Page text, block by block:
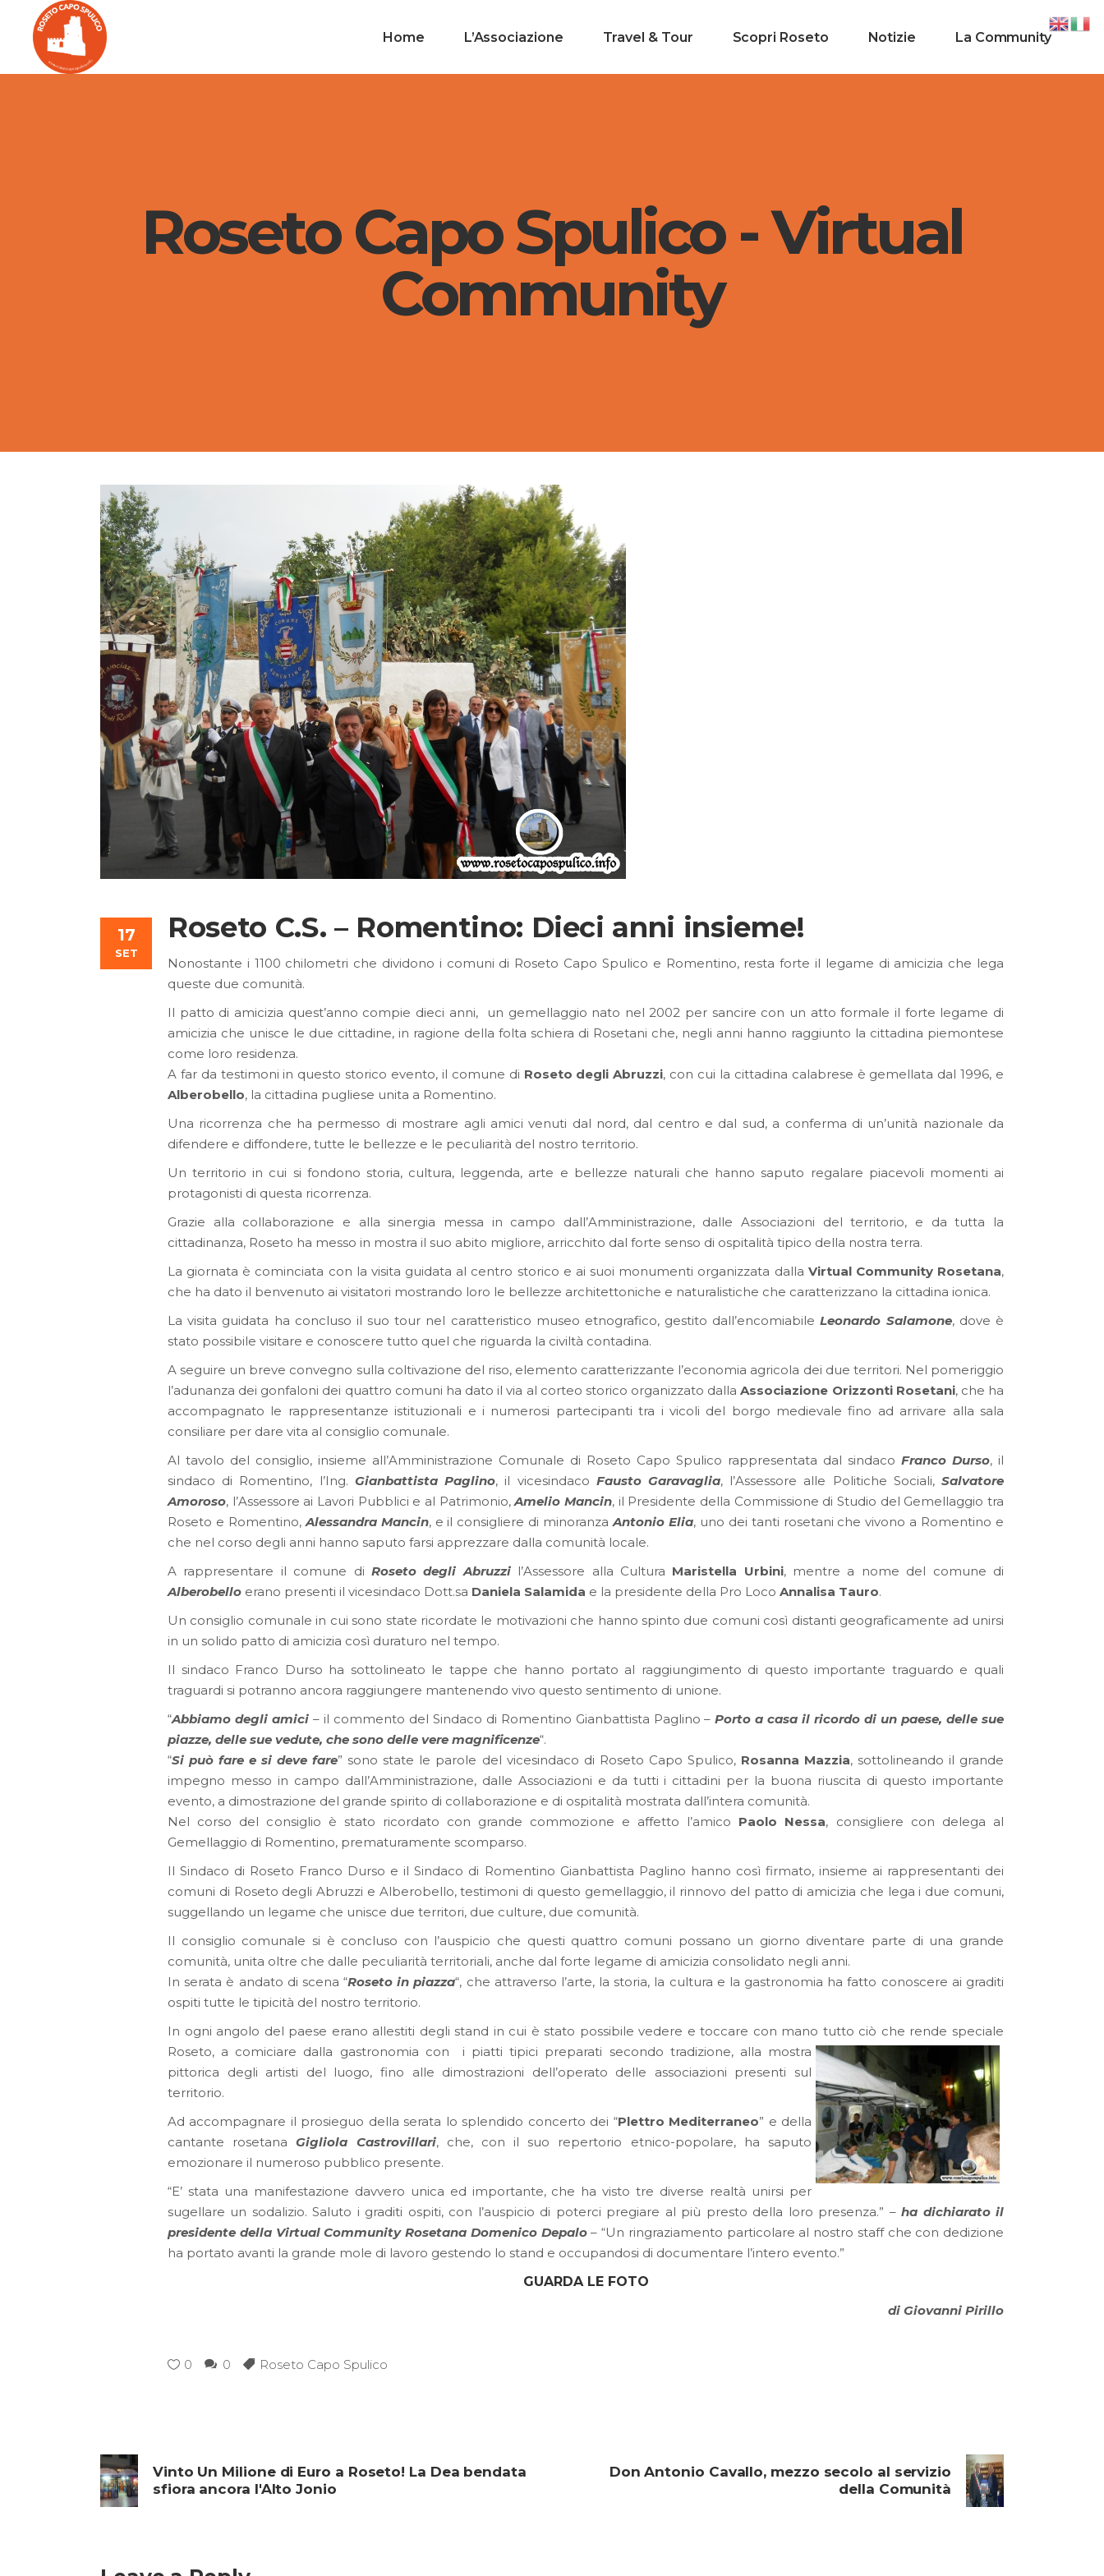
Home L’Associazione Travel & Tour Scopri Roseto Notizie La Community
Roseto Capo Spulico - Virtual
Community
17
SET
Roseto C.S. – Romentino: Dieci anni insieme!
Nonostante i 1100 chilometri che dividono i comuni di Roseto Capo Spulico e Romentino, resta forte il legame di amicizia che lega
queste due comunità.
Il patto di amicizia quest’anno compie dieci anni, un gemellaggio nato nel 2002 per sancire con un atto formale il forte legame di
amicizia che unisce le due cittadine, in ragione della folta schiera di Rosetani che, negli anni hanno raggiunto la cittadina piemontese
come loro residenza.
A far da testimoni in questo storico evento, il comune di Roseto degli Abruzzi, con cui la cittadina calabrese è gemellata dal 1996, e
Alberobello, la cittadina pugliese unita a Romentino.
Una ricorrenza che ha permesso di mostrare agli amici venuti dal nord, dal centro e dal sud, a conferma di un’unità nazionale da
difendere e diffondere, tutte le bellezze e le peculiarità del nostro territorio.
Un territorio in cui si fondono storia, cultura, leggenda, arte e bellezze naturali che hanno saputo regalare piacevoli momenti ai
protagonisti di questa ricorrenza.
Grazie alla collaborazione e alla sinergia messa in campo dall’Amministrazione, dalle Associazioni del territorio, e da tutta la
cittadinanza, Roseto ha messo in mostra il suo abito migliore, arricchito dal forte senso di ospitalità tipico della nostra terra.
La giornata è cominciata con la visita guidata al centro storico e ai suoi monumenti organizzata dalla Virtual Community Rosetana,
che ha dato il benvenuto ai visitatori mostrando loro le bellezze architettoniche e naturalistiche che caratterizzano la cittadina ionica.
La visita guidata ha concluso il suo tour nel caratteristico museo etnografico, gestito dall’encomiabileLeonardo Salamone, dove è
stato possibile visitare e conoscere tutto quel che riguarda la civiltà contadina.
A seguire un breve convegno sulla coltivazione del riso, elemento caratterizzante l’economia agricola dei due territori. Nel pomeriggio
l’adunanza dei gonfaloni dei quattro comuni ha dato il via al corteo storico organizzato dallaAssociazione Orizzonti Rosetani, che ha
accompagnato le rappresentanze istituzionali e i numerosi partecipanti tra i vicoli del borgo medievale fino ad arrivare alla sala
consiliare per dare vita al consiglio comunale.
Al tavolo del consiglio, insieme all’Amministrazione Comunale di Roseto Capo Spulico rappresentata dal sindaco Franco Durso, il
sindaco di Romentino, l’Ing. Gianbattista Paglino, il vicesindaco Fausto Garavaglia, l’Assessore alle Politiche Sociali,Salvatore
Amoroso, l’Assessore ai Lavori Pubblici e al Patrimonio,Amelio Mancin, il Presidente della Commissione di Studio del Gemellaggio tra
Roseto e Romentino,Alessandra Mancin, e il consigliere di minoranzaAntonio Elia, uno dei tanti rosetani che vivono a Romentino e
che nel corso degli anni hanno saputo farsi apprezzare dalla comunità locale.
A rappresentare il comune di Roseto degli Abruzzil’Assessore alla Cultura Maristella Urbini, mentre a nome del comune di
Alberobello erano presenti il vicesindaco Dott.sa Daniela Salamida e la presidente della Pro Loco Annalisa Tauro.
Un consiglio comunale in cui sono state ricordate le motivazioni che hanno spinto due comuni così distanti geograficamente ad unirsi
in un solido patto di amicizia così duraturo nel tempo.
Il sindaco Franco Durso ha sottolineato le tappe che hanno portato al raggiungimento di questo importante traguardo e quali
traguardi si potranno ancora raggiungere mantenendo vivo questo sentimento di unione.
“Abbiamo degli amici– il commento del Sindaco di Romentino Gianbattista Paglino –Porto a casa il ricordo di un paese, delle sue
piazze, delle sue vedute, che sono delle vere magnificenze“.
“Si può fare e si deve fare” sono state le parole del vicesindaco di Roseto Capo Spulico, Rosanna Mazzia, sottolineando il grande
impegno messo in campo dall’Amministrazione, dalle Associazioni e da tutti i cittadini per la buona riuscita di questo importante
evento, a dimostrazione del grande spirito di collaborazione e di ospitalità mostrata dall’intera comunità.
Nel corso del consiglio è stato ricordato con grande commozione e affetto l’amico Paolo Nessa, consigliere con delega al
Gemellaggio di Romentino, prematuramente scomparso.
Il Sindaco di Roseto Franco Durso e il Sindaco di Romentino Gianbattista Paglino hanno così firmato, insieme ai rappresentanti dei
comuni di Roseto degli Abruzzi e Alberobello, testimoni di questo gemellaggio, il rinnovo del patto di amicizia che lega i due comuni,
suggellando un legame che unisce due territori, due culture, due comunità.
Il consiglio comunale si è concluso con l’auspicio che questi quattro comuni possano un giorno diventare parte di una grande
comunità, unita oltre che dalle peculiarità territoriali, anche dal forte legame di amicizia consolidato negli anni.
In serata è andato di scena “Roseto in piazza“, che attraverso l’arte, la storia, la cultura e la gastronomia ha fatto conoscere ai graditi
ospiti tutte le tipicità del nostro territorio.
In ogni angolo del paese erano allestiti degli stand in cui è stato possibile vedere e toccare con mano tutto ciò che rende speciale
Roseto, a comiciare dalla gastronomia con i piatti tipici preparati secondo tradizione, alla mostra
pittorica degli artisti del luogo, fino alle dimostrazioni dell’operato delle associazioni presenti sul
territorio.
Ad accompagnare il prosieguo della serata lo splendido concerto dei “Plettro Mediterraneo” e della
cantante rosetanaGigliola Castrovillari, che, con il suo repertorio etnico-popolare, ha saputo
emozionare il numeroso pubblico presente.
“E’ stata una manifestazione davvero unica ed importante, che ha visto tre diverse realtà unirsi per
sugellare un sodalizio. Saluto i graditi ospiti, con l’auspicio di poterci pregiare al più presto della loro presenza.” –ha dichiarato il
presidente della Virtual Community Rosetana Domenico Depalo– “Un ringraziamento particolare al nostro staff che con dedizione
ha portato avanti la grande mole di lavoro gestendo lo stand e occupandosi di documentare l’intero evento.”
GUARDA LE FOTO
di Giovanni Pirillo
0 0 Roseto Capo Spulico
Vinto Un Milione di Euro a Roseto! La Dea bendata
sfiora ancora l'Alto Jonio
Don Antonio Cavallo, mezzo secolo al servizio
della Comunità